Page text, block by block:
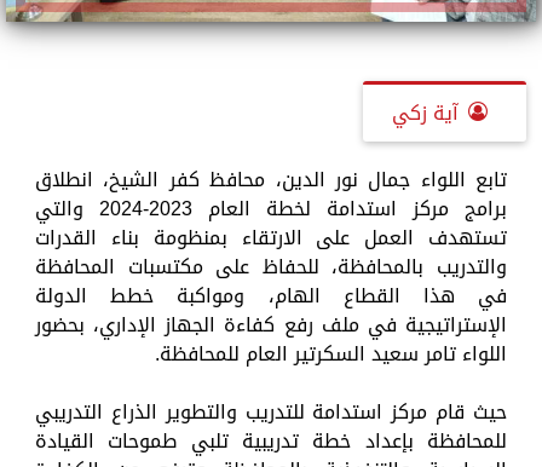
آية زكي
تابع اللواء جمال نور الدين، محافظ كفر الشيخ، انطلاق
برامج مركز استدامة لخطة العام 2023-2024 والتي
تستهدف العمل على الارتقاء بمنظومة بناء القدرات
والتدريب بالمحافظة، للحفاظ على مكتسبات المحافظة
في هذا القطاع الهام، ومواكبة خطط الدولة
الإستراتيجية في ملف رفع كفاءة الجهاز الإداري، بحضور
اللواء تامر سعيد السكرتير العام للمحافظة.
حيث قام مركز استدامة للتدريب والتطوير الذراع التدريبي
للمحافظة بإعداد خطة تدريبية تلبي طموحات القيادة